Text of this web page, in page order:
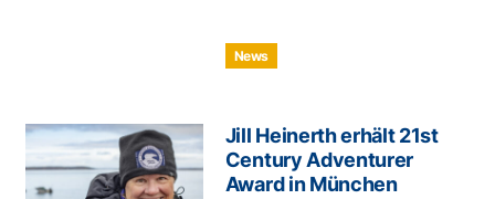
News
Jill Heinerth erhält 21st
Century Adventurer
Award in München